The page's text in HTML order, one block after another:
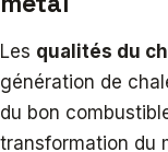
Les qualités du
génération de
du bon
transformation du